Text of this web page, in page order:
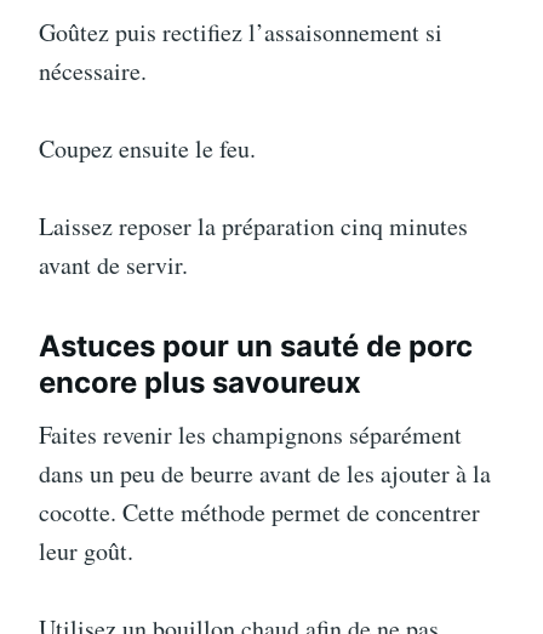
Goûtez puis rectifiez l’assaisonnement si
nécessaire.
Coupez ensuite le feu.
Laissez reposer la préparation cinq minutes
avant de servir.
Astuces pour un sauté de porc
encore plus savoureux
Faites revenir les champignons séparément
dans un peu de beurre avant de les ajouter à la
cocotte. Cette méthode permet de concentrer
leur goût.